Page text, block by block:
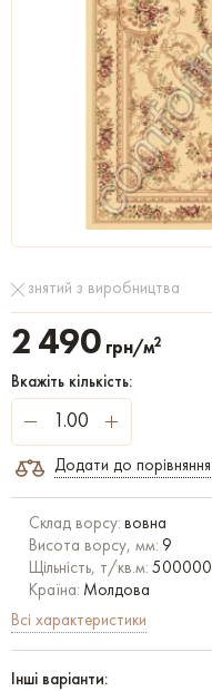
знятий з виробництва
2 490 грн/м2
Вкажіть кількість:
Додати до порівняння
Склад ворсу: вовна
Висота ворсу, мм: 9
Щільність, т/кв.м: 500000
Країна: Молдова
Всі характеристики
Інші варіанти: